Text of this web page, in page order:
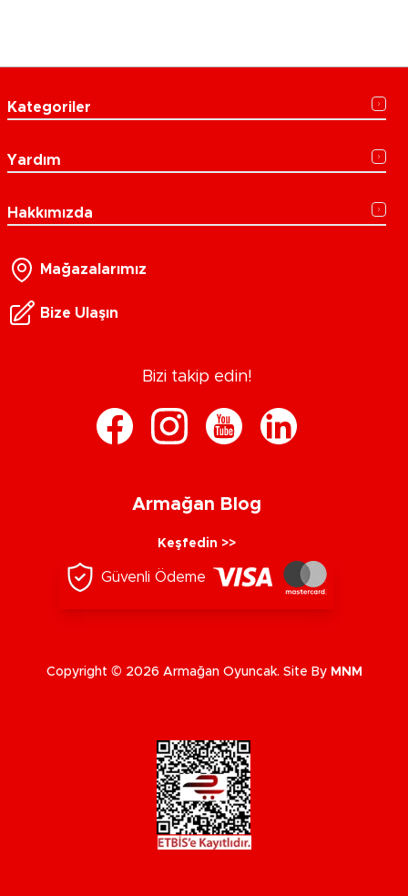
Kategoriler
Yardım
Hakkımızda
Mağazalarımız
Bize Ulaşın
Bizi takip edin!
Armağan Blog
Keşfedin >>
Güvenli Ödeme
Copyright © 2026 Armağan Oyuncak. Site By MNM